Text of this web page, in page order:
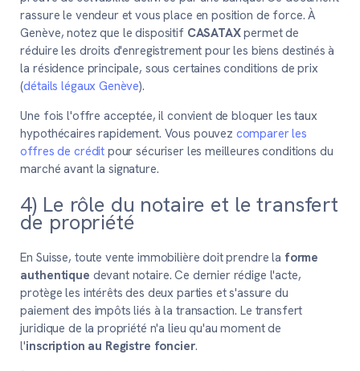
rassure le vendeur et vous place en position de force. À
Genève, notez que le dispositif CASATAXpermet de
réduire les droits d'enregistrement pour les biens destinés à
la résidence principale, sous certaines conditions de prix
(détails légaux Genève).
Une fois l'offre acceptée, il convient de bloquer les taux
hypothécaires rapidement. Vous pouvez comparer les
offres de crédit pour sécuriser les meilleures conditions du
marché avant la signature.
4) Le rôle du notaire et le transfert
de propriété
En Suisse, toute vente immobilière doit prendre la forme
authentique devant notaire. Ce dernier rédige l'acte,
protège les intérêts des deux parties et s'assure du
paiement des impôts liés à la transaction. Le transfert
juridique de la propriété n'a lieu qu'au moment de
l'inscription au Registre foncier.